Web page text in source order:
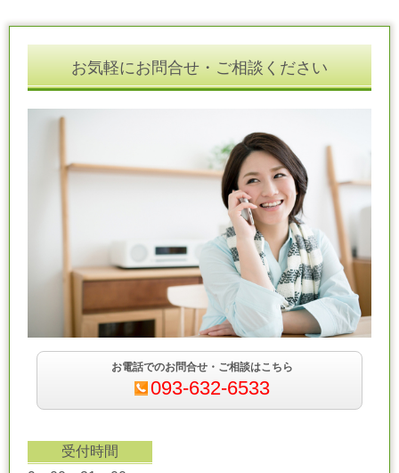
お気軽にお問合せ・ご相談ください
お電話でのお問合せ・ご相談はこちら
093-632-6533
受付時間